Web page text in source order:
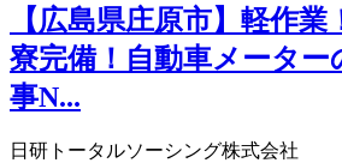
【広島県庄原市】軽作業
寮完備！自動車メーター
事N...
日研トータルソーシング株式会社